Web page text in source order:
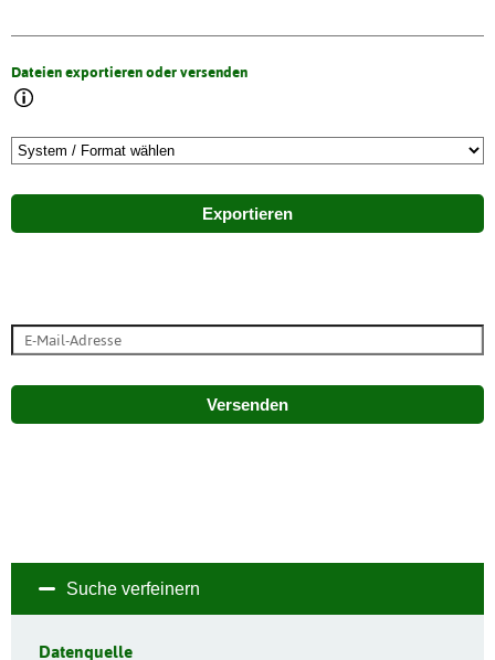
Dateien exportieren oder versenden
Exportieren
Versenden
Suche verfeinern
Datenquelle